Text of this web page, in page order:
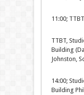
11:00;
TTBT,
Building
Johnston,
14:00;
Building